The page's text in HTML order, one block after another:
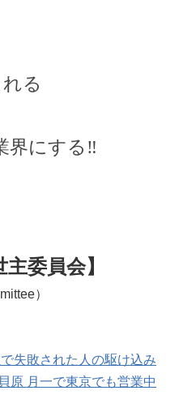
る
界にする‼️
委員会】
）
失敗された人の駆け込み
原 月一で東京でも営業中